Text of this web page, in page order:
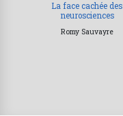
La face cachée des
neurosciences
Romy Sauvayre